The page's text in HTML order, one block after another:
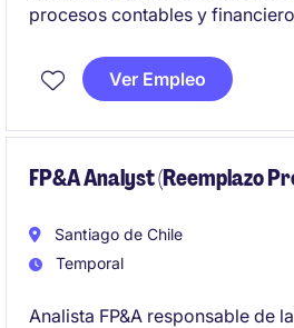
procesos contables y
perfil orientado al detalle, con
y enfoque en la precisión de
Ver Empleo
FP&A Analyst (Reemplazo
Santiago de Chile
Temporal
Analista FP&A responsable de